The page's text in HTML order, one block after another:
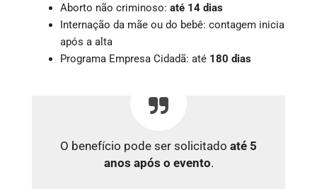
Aborto não criminoso: até 14 dias
Internação da mãe ou do bebê: contagem inicia
após a alta
Programa Empresa Cidadã: até 180 dias
O benefício pode ser solicitado até 5
anos após o evento.